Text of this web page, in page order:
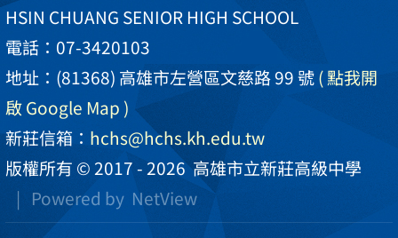
HSIN CHUANG SENIOR HIGH SCHOOL
電話：07-3420103
地址：(81368) 高雄市左營區文慈路 99 號( 點我開
啟 Google Map )
新莊信箱： hchs@hchs.kh.edu.tw
版權所有 © 2017 - 2026高雄市立新莊高級中學
| Powered by NetView